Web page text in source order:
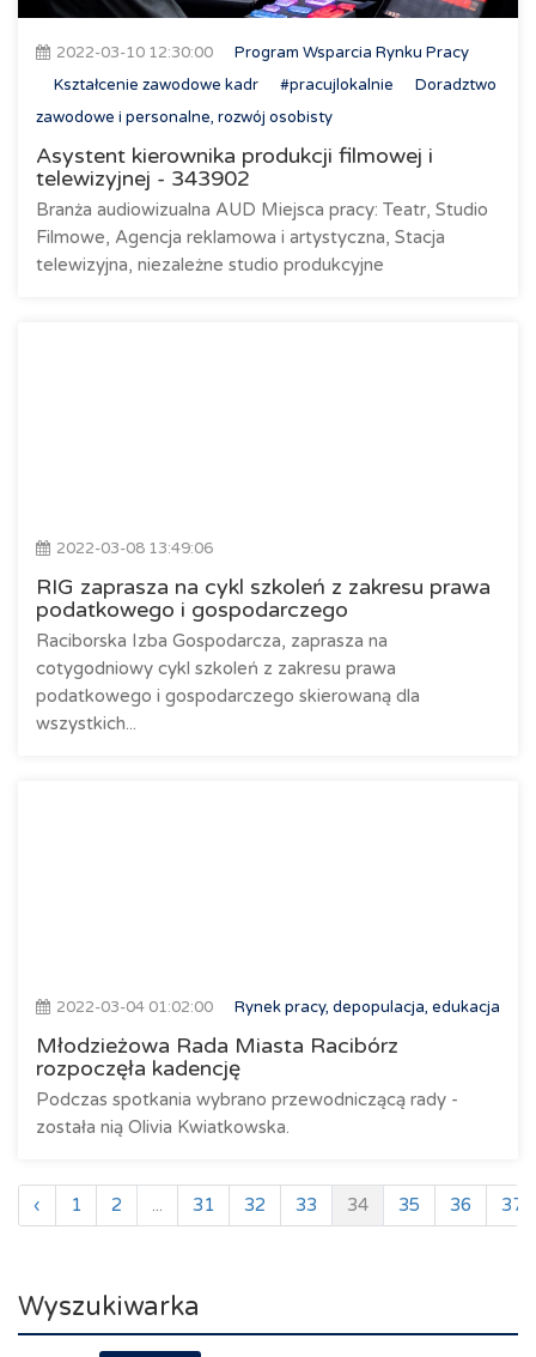
2022-03-10 12:30:00
Program Wsparcia Rynku Pracy
Kształcenie zawodowe kadr
#pracujlokalnie
Doradztwo
zawodowe i personalne, rozwój osobisty
Asystent kierownika produkcji filmowej i
telewizyjnej - 343902
Branża audiowizualna AUD Miejsca pracy: Teatr, Studio
Filmowe, Agencja reklamowa i artystyczna, Stacja
telewizyjna, niezależne studio produkcyjne
2022-03-08 13:49:06
RIG zaprasza na cykl szkoleń z zakresu prawa
podatkowego i gospodarczego
Raciborska Izba Gospodarcza, zaprasza na
cotygodniowy cykl szkoleń z zakresu prawa
podatkowego i gospodarczego skierowaną dla
wszystkich...
2022-03-04 01:02:00 Rynek pracy, depopulacja, edukacja
Młodzieżowa Rada Miasta Racibórz
rozpoczęła kadencję
Podczas spotkania wybrano przewodniczącą rady -
została nią Olivia Kwiatkowska.
‹ 1 2 ... 31 32 33 34 35 36 37
Wyszukiwarka